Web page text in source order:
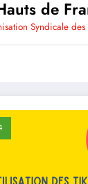
de
Syndicale des